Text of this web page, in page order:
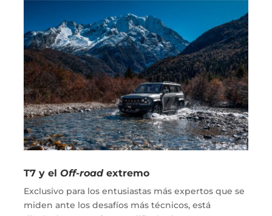
T7 y elOff-roadextremo
Exclusivo para los entusiastas más expertos que se
miden ante los desafíos más técnicos, está